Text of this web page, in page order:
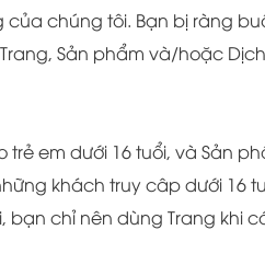
chúng tôi. Bạn bị ràng
Sản phẩm và/hoặc
em dưới 16 tuổi, và Sản
khách truy câp dưới 16
bạn chỉ nên dùng Trang khi